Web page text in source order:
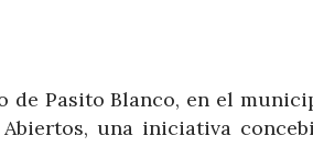
de Pasito Blanco, en el
una iniciativa